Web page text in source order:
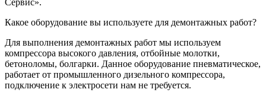
Сервис».
Какое оборудование вы используете для демонтажных работ?
Для выполнения демонтажных работ мы используем
компрессора высокого давления, отбойные молотки,
бетоноломы, болгарки. Данное оборудование пневматическое,
работает от промышленного дизельного компрессора,
подключение к электросети нам не требуется.